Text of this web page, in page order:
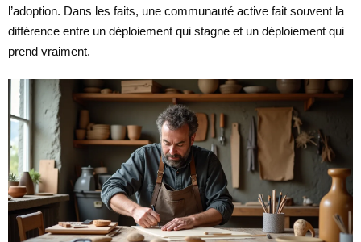
l’adoption. Dans les faits, une communauté active fait souvent la
différence entre un déploiement qui stagne et un déploiement qui
prend vraiment.